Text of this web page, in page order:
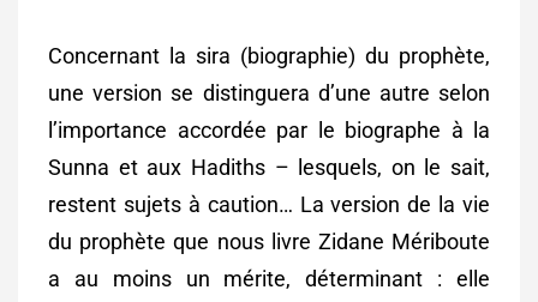
Concernant la sira (biographie) du prophète,
une version se distinguera d’une autre selon
l’importance accordée par le biographe à la
Sunna et aux Hadiths – lesquels, on le sait,
restent sujets à caution… La version de la vie
du prophète que nous livre Zidane Mériboute
a au moins un mérite, déterminant : elle